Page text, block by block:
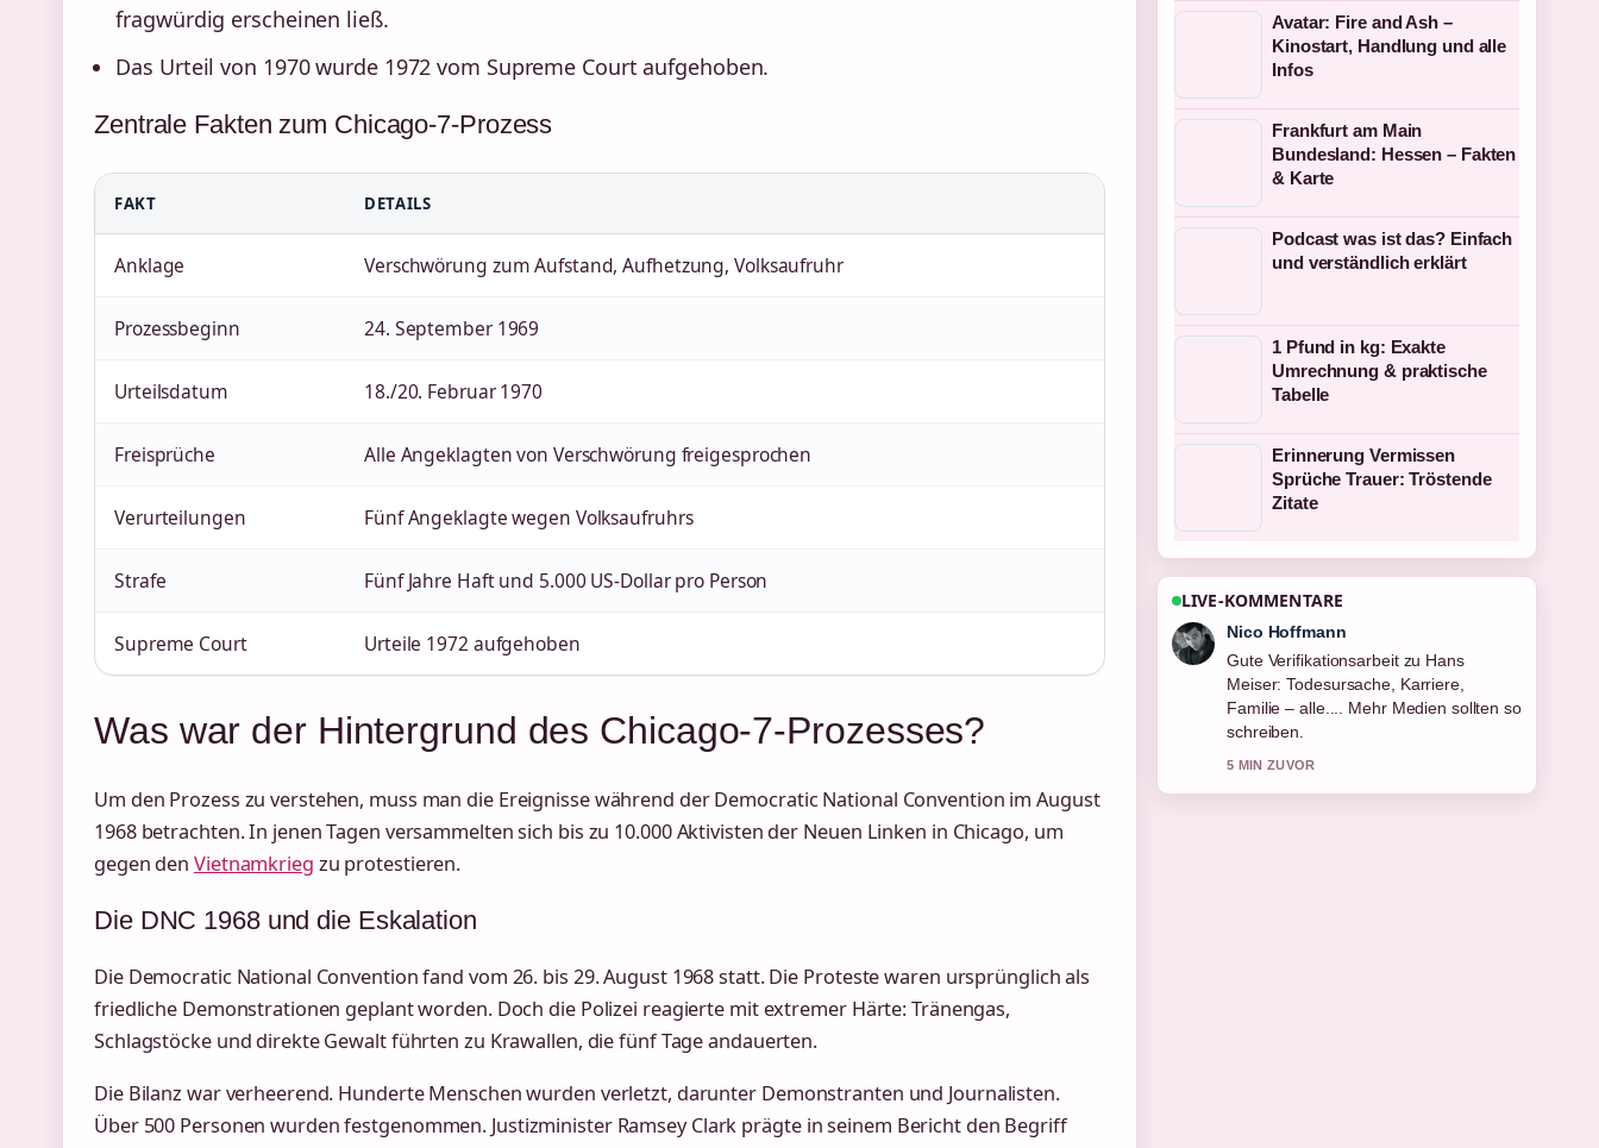
fragwürdig erscheinen ließ.
Das Urteil von 1970 wurde 1972 vom Supreme Court aufgehoben.
Zentrale Fakten zum Chicago-7-Prozess
FAKT DETAILS
Anklage Verschwörung zum Aufstand, Aufhetzung, Volksaufruhr
Prozessbeginn 24. September 1969
Urteilsdatum 18./20. Februar 1970
Freisprüche Alle Angeklagten von Verschwörung freigesprochen
Verurteilungen Fünf Angeklagte wegen Volksaufruhrs
Strafe Fünf Jahre Haft und 5.000 US-Dollar pro Person
Supreme Court Urteile 1972 aufgehoben
Was war der Hintergrund des Chicago-7-Prozesses?
Um den Prozess zu verstehen, muss man die Ereignisse während der Democratic National Convention im August
1968 betrachten. In jenen Tagen versammelten sich bis zu 10.000 Aktivisten der Neuen Linken in Chicago, um
gegen denVietnamkrieg zu protestieren.
Die DNC 1968 und die Eskalation
Die Democratic National Convention fand vom 26. bis 29. August 1968 statt. Die Proteste waren ursprünglich als
friedliche Demonstrationen geplant worden. Doch die Polizei reagierte mit extremer Härte: Tränengas,
Schlagstöcke und direkte Gewalt führten zu Krawallen, die fünf Tage andauerten.
Die Bilanz war verheerend. Hunderte Menschen wurden verletzt, darunter Demonstranten und Journalisten.
Über 500 Personen wurden festgenommen. Justizminister Ramsey Clark prägte in seinem Bericht den Begriff
Avatar: Fire and Ash –
Kinostart, Handlung und alle
Infos
Frankfurt am Main
Bundesland: Hessen – Fakten
& Karte
Podcast was ist das? Einfach
und verständlich erklärt
1 Pfund in kg: Exakte
Umrechnung & praktische
Tabelle
Erinnerung Vermissen
Sprüche Trauer: Tröstende
Zitate
LIVE-KOMMENTARE
Nico Hoffmann
Gute Verifikationsarbeit zu Hans
Meiser: Todesursache, Karriere,
Familie – alle.... Mehr Medien sollten so
schreiben.
5 MIN ZUVOR